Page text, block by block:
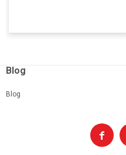

Blog
Blog